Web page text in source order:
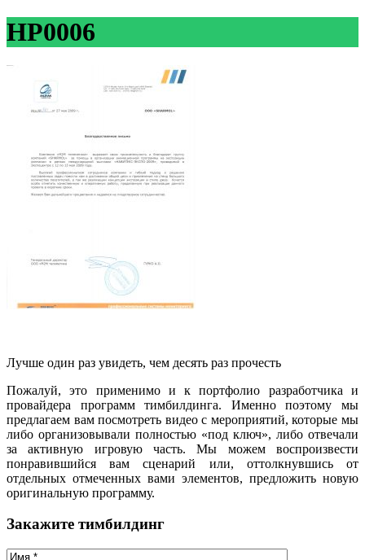
HP0006
Лучше один раз увидеть, чем десять раз прочесть
Пожалуй, это применимо и к портфолио разработчика и
провайдера программ тимбилдинга. Именно поэтому мы
предлагаем вам посмотреть видео с мероприятий, которые мы
либо организовывали полностью «под ключ», либо отвечали
за активную игровую часть. Мы можем воспроизвести
понравившийся вам сценарий или, оттолкнувшись от
отдельных отмеченных вами элементов, предложить новую
оригинальную программу.
Закажите тимбилдинг